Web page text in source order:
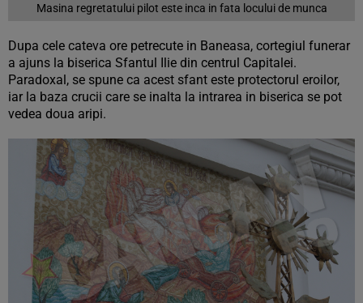
Masina regretatului pilot este inca in fata locului de munca
Dupa cele cateva ore petrecute in Baneasa, cortegiul funerar
a ajuns la biserica Sfantul Ilie din centrul Capitalei.
Paradoxal, se spune ca acest sfant este protectorul eroilor,
iar la baza crucii care se inalta la intrarea in biserica se pot
vedea doua aripi.